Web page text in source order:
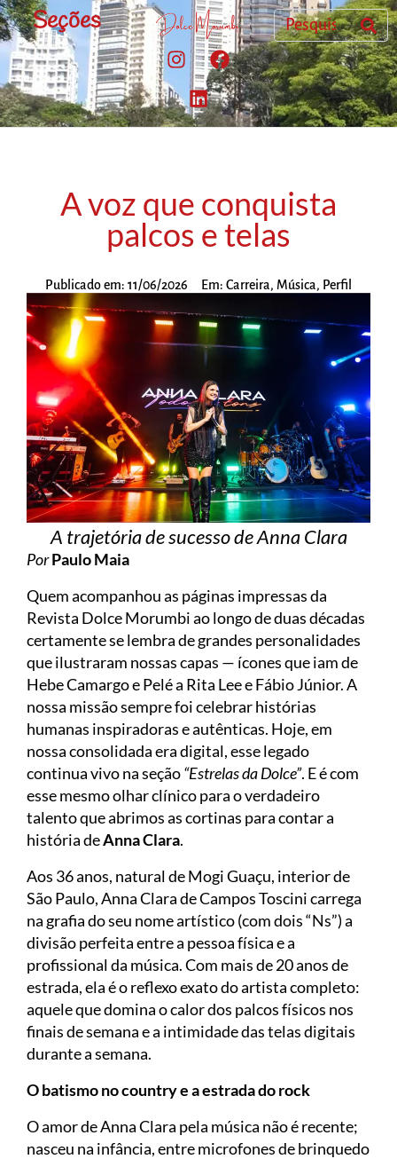
Seções
A voz que conquista
palcos e telas
Publicado em: 11/06/2026 Em: Carreira, Música, Perfil
A trajetória de sucesso de Anna Clara
PorPaulo Maia
Quem acompanhou as páginas impressas da
Revista Dolce Morumbi ao longo de duas décadas
certamente se lembra de grandes personalidades
que ilustraram nossas capas — ícones que iam de
Hebe Camargo e Pelé a Rita Lee e Fábio Júnior. A
nossa missão sempre foi celebrar histórias
humanas inspiradoras e autênticas. Hoje, em
nossa consolidada era digital, esse legado
continua vivo na seção“Estrelas da Dolce”. E é com
esse mesmo olhar clínico para o verdadeiro
talento que abrimos as cortinas para contar a
história deAnna Clara.
Aos 36 anos, natural de Mogi Guaçu, interior de
São Paulo, Anna Clara de Campos Toscini carrega
na grafia do seu nome artístico (com dois “Ns”) a
divisão perfeita entre a pessoa física e a
profissional da música. Com mais de 20 anos de
estrada, ela é o reflexo exato do artista completo:
aquele que domina o calor dos palcos físicos nos
finais de semana e a intimidade das telas digitais
durante a semana.
O batismo no country e a estrada do rock
O amor de Anna Clara pela música não é recente;
nasceu na infância, entre microfones de brinquedo